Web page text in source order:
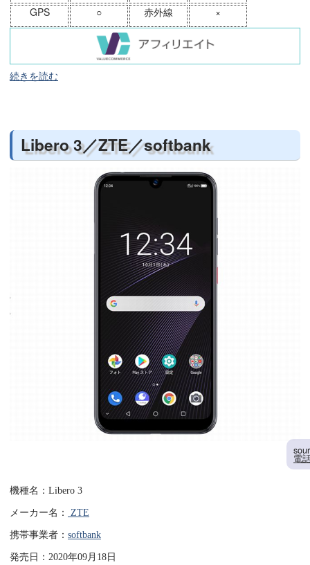
GPS
○ 赤外線 ×
続きを読む
Libero 3／ZTE／softbank
電
機種名：Libero 3
メーカー名： ZTE
携帯事業者： softbank
発売日：2020年09月18日